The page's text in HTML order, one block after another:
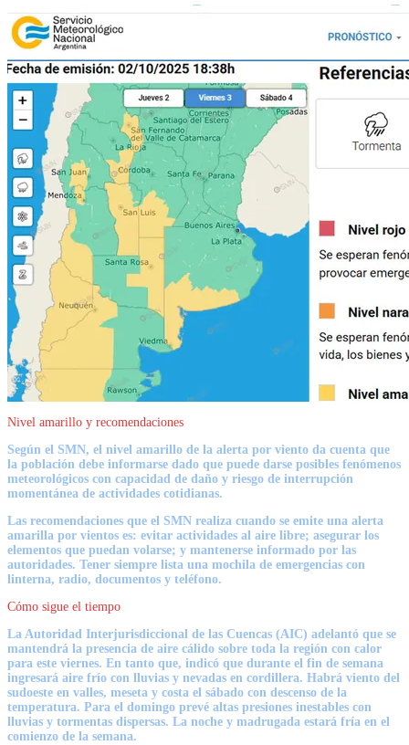
Nivel amarillo y recomendaciones
Según el SMN, el nivel amarillo de la alerta por viento da cuenta que
la población debe informarse dado que puede darse posibles fenómenos
meteorológicos con capacidad de daño y riesgo de interrupción
momentánea de actividades cotidianas.
Las recomendaciones que el SMN realiza cuando se emite una alerta
amarilla por vientos es: evitar actividades al aire libre; asegurar los
elementos que puedan volarse; y mantenerse informado por las
autoridades. Tener siempre lista una mochila de emergencias con
linterna, radio, documentos y teléfono.
Cómo sigue el tiempo
La Autoridad Interjurisdiccional de las Cuencas (AIC) adelantó que se
mantendrá la presencia de aire cálido sobre toda la región con calor
para este viernes. En tanto que, indicó que durante el fin de semana
ingresará aire frío con lluvias y nevadas en cordillera. Habrá viento del
sudoeste en valles, meseta y costa el sábado con descenso de la
temperatura. Para el domingo prevé altas presiones inestables con
lluvias y tormentas dispersas. La noche y madrugada estará fría en el
comienzo de la semana.